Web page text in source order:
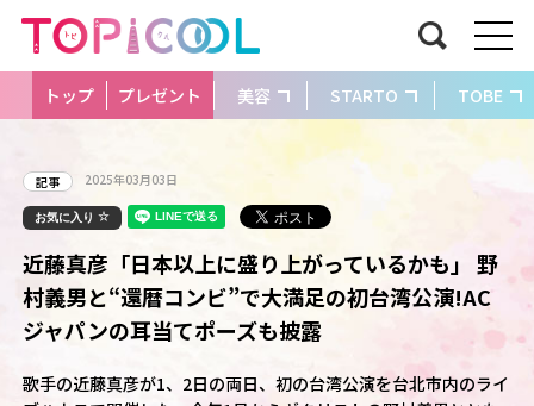
トップ プレゼント 美容 STARTO TOBE
記事 2025年03月03日
お気に入り
近藤真彦「日本以上に盛り上がっているかも」 野
村義男と“還暦コンビ”で大満足の初台湾公演!AC
ジャパンの耳当てポーズも披露
歌手の近藤真彦が1、2日の両日、初の台湾公演を台北市内のライ